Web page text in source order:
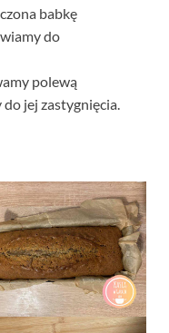
babkę
do
polewą
jej zastygnięcia.